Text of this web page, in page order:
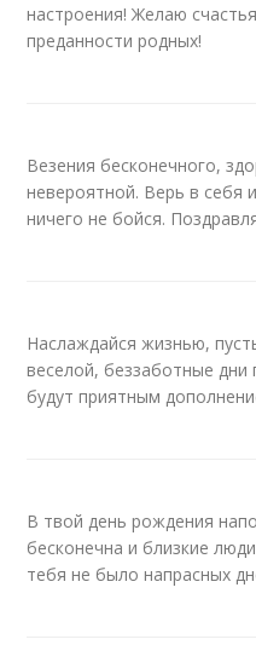
настроения! Желаю
преданности родных!
Везения бесконечного,
невероятной. Верь в себя
ничего не бойся.
Наслаждайся жизнью,
веселой, беззаботные дни
будут приятным
В твой день рождения
бесконечна и близкие
тебя не было напрасных